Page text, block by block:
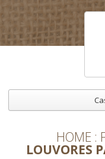
HOME
LOUVORES